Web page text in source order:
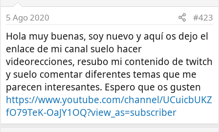
5 Ago 2020 #423
Hola muy buenas, soy nuevo y aquí os dejo el
enlace de mi canal suelo hacer
videorecciones, resubo mi contenido de twitch
y suelo comentar diferentes temas que me
parecen interesantes. Espero que os gusten
https://www.youtube.com/channel/UCuicbUKZ
fO79TeK-OaJY1OQ?view_as=subscriber